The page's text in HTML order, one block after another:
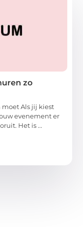
zo
Als jij kiest
evenement er
Het is ...